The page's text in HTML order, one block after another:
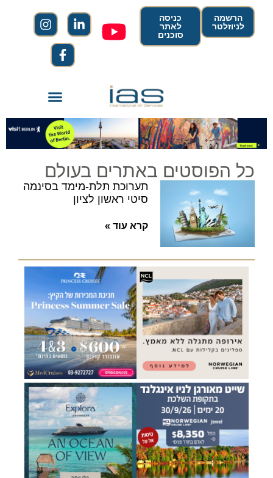
הרשמה
לניוזלטר
כניסה
לאתר
סוכנים
כל הפוסטים באתרים בעולם
תערוכת תלת-מימד בסינמה
סיטי ראשון לציון
קרא עוד »